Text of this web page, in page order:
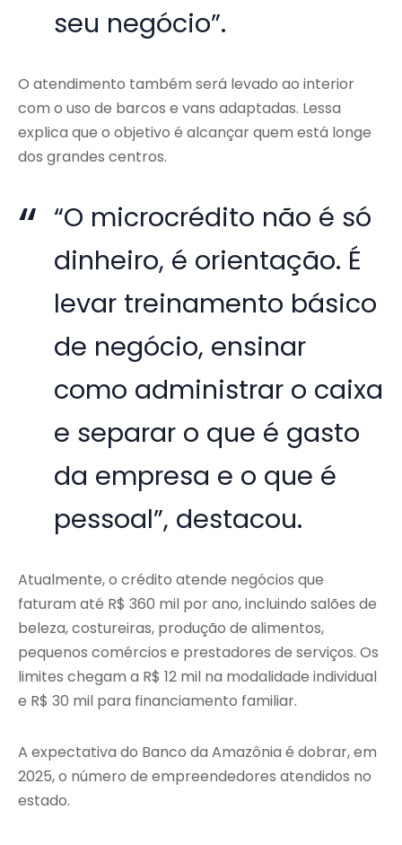
seu negócio”.
O atendimento também será levado ao interior
com o uso de barcos e vans adaptadas. Lessa
explica que o objetivo é alcançar quem está longe
dos grandes centros.
“O microcrédito não é só
dinheiro, é orientação. É
levar treinamento básico
de negócio, ensinar
como administrar o caixa
e separar o que é gasto
da empresa e o que é
pessoal”, destacou.
Atualmente, o crédito atende negócios que
faturam até R$ 360 mil por ano, incluindo salões de
beleza, costureiras, produção de alimentos,
pequenos comércios e prestadores de serviços. Os
limites chegam a R$ 12 mil na modalidade individual
e R$ 30 mil para financiamento familiar.
A expectativa do Banco da Amazônia é dobrar, em
2025, o número de empreendedores atendidos no
estado.